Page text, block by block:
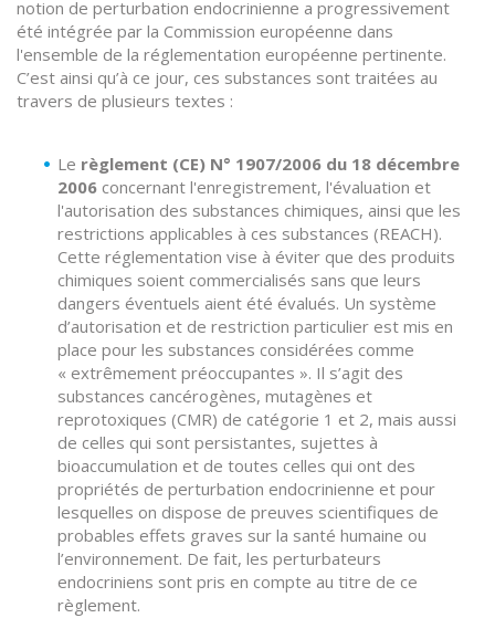
notion de perturbation endocrinienne a progressivement
été intégrée par la Commission européenne dans
l'ensemble de la réglementation européenne pertinente.
C’est ainsi qu’à ce jour, ces substances sont traitées au
travers de plusieurs textes :
Le règlement (CE) N° 1907/2006 du 18 décembre
2006 concernant l'enregistrement, l'évaluation et
l'autorisation des substances chimiques, ainsi que les
restrictions applicables à ces substances (REACH).
Cette réglementation vise à éviter que des produits
chimiques soient commercialisés sans que leurs
dangers éventuels aient été évalués. Un système
d’autorisation et de restriction particulier est mis en
place pour les substances considérées comme
« extrêmement préoccupantes ». Il s’agit des
substances cancérogènes, mutagènes et
reprotoxiques (CMR) de catégorie 1 et 2, mais aussi
de celles qui sont persistantes, sujettes à
bioaccumulation et de toutes celles qui ont des
propriétés de perturbation endocrinienne et pour
lesquelles on dispose de preuves scientifiques de
probables effets graves sur la santé humaine ou
l’environnement. De fait, les perturbateurs
endocriniens sont pris en compte au titre de ce
règlement.